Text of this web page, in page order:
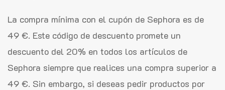
La compra mínima con el cupón de Sephora es de
49 €. Este código de descuento promete un
descuento del 20% en todos los artículos de
Sephora siempre que realices una compra superior a
49 €. Sin embargo, si deseas pedir productos por